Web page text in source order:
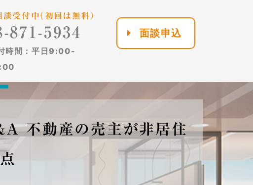
受付中（初回は無料）
871-5934
時間：平日9:00-
面談申込
不動産の売主が非居住